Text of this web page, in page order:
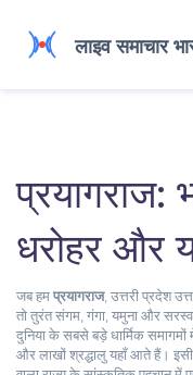
प्रयागराज:
धरोहर और
जब हमप्रयागराज, उत्तरी प्रदेश
तो तुरंतसंगम गंगा, यमुना और
दुनिया के सबसे बड़े धार्मिक
और लाखों श्रद्धालु यहाँ आते हैं।